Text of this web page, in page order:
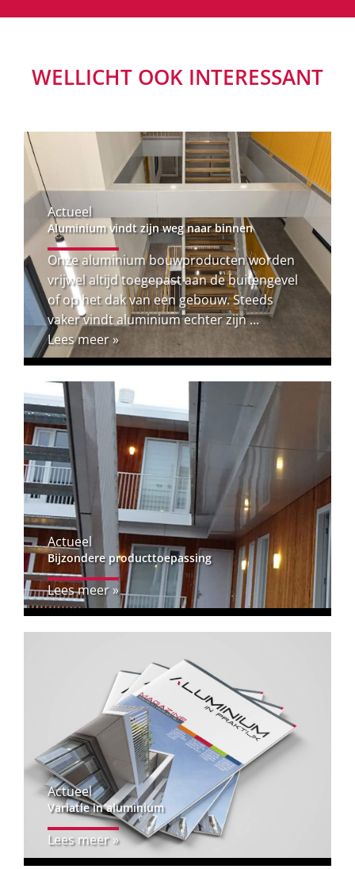
WELLICHT OOK INTERESSANT
Actueel
Aluminium vindt zijn weg naar binnen
Onze aluminium bouwproducten worden
vrijwel altijd toegepast aan de buitengevel
of op het dak van een gebouw. Steeds
vaker vindt aluminium echter zijn ...
Lees meer »
Actueel
Bijzondere producttoepassing
Lees meer »
Actueel
Variatie in aluminium
Lees meer »